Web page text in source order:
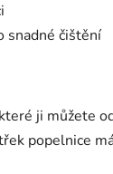
snadné čištění
ji můžete
popelnice